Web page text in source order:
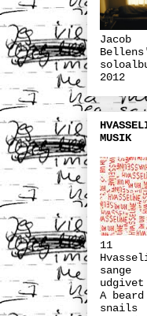
Jacob
Bellens'
2012
MUSIK
11
sange
udgivet
A
snails